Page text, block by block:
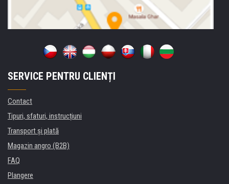
SERVICE PENTRU CLIENȚI
Contact
Tipuri, sfaturi, instrucțiuni
Transport şi plată
Magazin angro (B2B)
FAQ
Plangere